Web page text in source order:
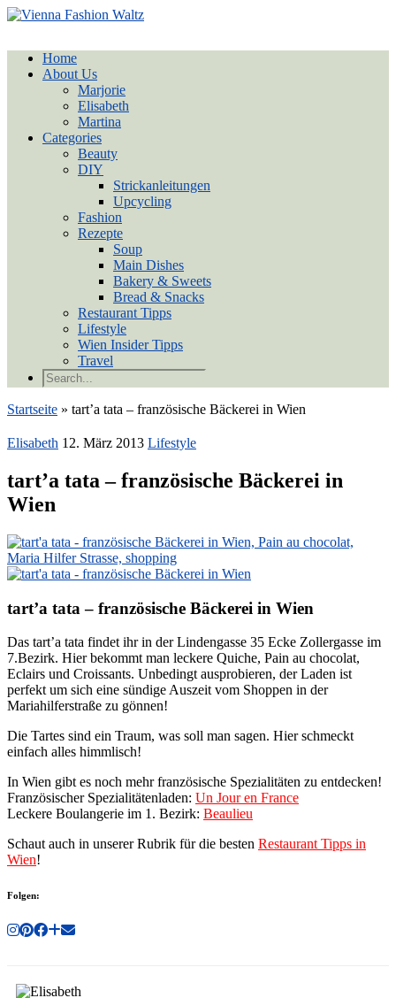
Home
About Us
Marjorie
Elisabeth
Martina
Categories
Beauty
DIY
Strickanleitungen
Upcycling
Fashion
Rezepte
Soup
Main Dishes
Bakery & Sweets
Bread & Snacks
Restaurant Tipps
Lifestyle
Wien Insider Tipps
Travel
Startseite » tart’a tata – französische Bäckerei in Wien
Elisabeth 12. März 2013 Lifestyle
tart’a tata – französische Bäckerei in
Wien
tart’a tata – französische Bäckerei in Wien
Das tart’a tata findet ihr in der Lindengasse 35 Ecke Zollergasse im
7.Bezirk. Hier bekommt man leckere Quiche, Pain au chocolat,
Eclairs und Croissants. Unbedingt ausprobieren, der Laden ist
perfekt um sich eine sündige Auszeit vom Shoppen in der
Mariahilferstraße zu gönnen!
Die Tartes sind ein Traum, was soll man sagen. Hier schmeckt
einfach alles himmlisch!
In Wien gibt es noch mehr französische Spezialitäten zu entdecken!
Französischer Spezialitätenladen: Un Jour en France
Leckere Boulangerie im 1. Bezirk: Beaulieu
Schaut auch in unserer Rubrik für die besten Restaurant Tipps in
Wien!
Folgen: